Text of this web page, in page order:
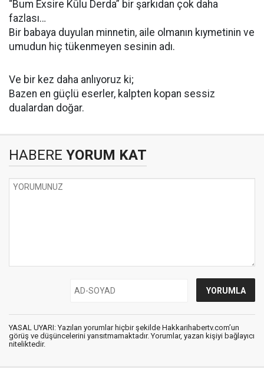
“Bum Exsire Kûlu Derda” bir şarkıdan çok daha
fazlası…
Bir babaya duyulan minnetin, aile olmanın kıymetinin ve
umudun hiç tükenmeyen sesinin adı.
Ve bir kez daha anlıyoruz ki;
Bazen en güçlü eserler, kalpten kopan sessiz
dualardan doğar.
HABERE YORUM KAT
YASAL UYARI: Yazılan yorumlar hiçbir şekilde Hakkarihabertv.com’un
görüş ve düşüncelerini yansıtmamaktadır. Yorumlar, yazan kişiyi bağlayıcı
niteliktedir.